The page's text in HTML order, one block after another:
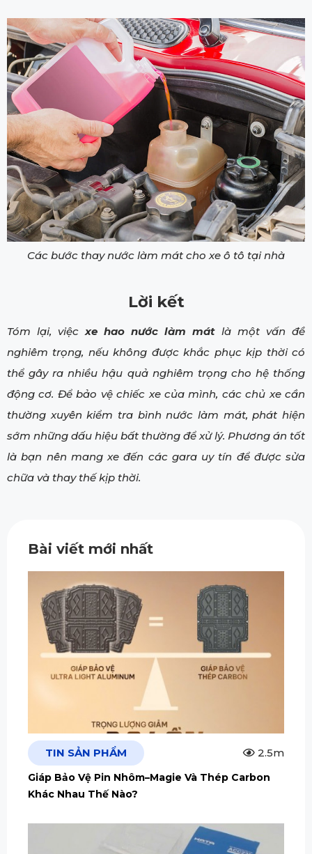
Các bước thay nước làm mát cho xe ô tô tại nhà
Lời kết
Tóm lại, việcxe hao nước làm mát là một vấn đề
nghiêm trọng, nếu không được khắc phục kịp thời có
thể gây ra nhiều hậu quả nghiêm trọng cho hệ thống
động cơ. Để bảo vệ chiếc xe của mình, các chủ xe cần
thường xuyên kiểm tra bình nước làm mát, phát hiện
sớm những dấu hiệu bất thường để xử lý. Phương án tốt
là bạn nên mang xe đến các gara uy tín để được sửa
chữa và thay thế kịp thời.
Bài viết mới nhất
TIN SẢN PHẨM 2.5m
Giáp Bảo Vệ Pin Nhôm–Magie Và Thép Carbon
Khác Nhau Thế Nào?